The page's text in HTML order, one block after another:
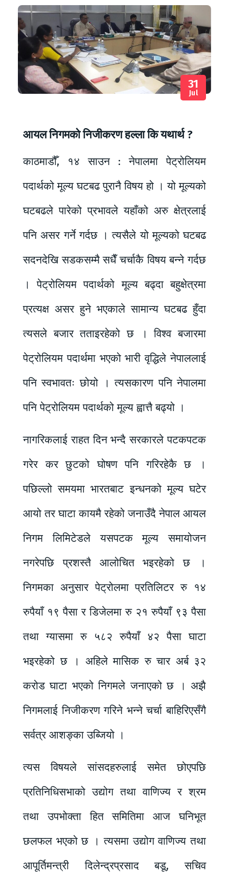
31
Jul
आयल निगमको निजीकरण हल्ला कि यथार्थ ?
काठमाडौँ, १४ साउन : नेपालमा पेट्रोलियम
पदार्थको मूल्य घटबढ पुरानै विषय हो । यो मूल्यको
घटबढले पारेको प्रभावले यहाँको अरु क्षेत्रलाई
पनि असर गर्ने गर्दछ । त्यसैले यो मूल्यको घटबढ
सदनदेखि सडकसम्मै सधैँ चर्चाकै विषय बन्ने गर्दछ
। पेट्रोलियम पदार्थको मूल्य बढ्दा बहुक्षेत्रमा
प्रत्यक्ष असर हुने भएकाले सामान्य घटबढ हुँदा
त्यसले बजार तताइरहेको छ । विश्व बजारमा
पेट्रोलियम पदार्थमा भएको भारी वृद्धिले नेपाललाई
पनि स्वभावतः छोयो । त्यसकारण पनि नेपालमा
पनि पेट्रोलियम पदार्थको मूल्य ह्वात्तै बढ्यो ।
नागरिकलाई राहत दिन भन्दै सरकारले पटकपटक
गरेर कर छुटको घोषण पनि गरिरहेकै छ ।
पछिल्लो समयमा भारतबाट इन्धनको मूल्य घटेर
आयो तर घाटा कायमै रहेको जनाउँदै नेपाल आयल
निगम लिमिटेडले यसपटक मूल्य समायोजन
नगरेपछि प्रशस्तै आलोचित भइरहेको छ ।
निगमका अनुसार पेट्रोलमा प्रतिलिटर रु १४
रुपैयाँ १९ पैसा र डिजेलमा रु २१ रुपैयाँ ९३ पैसा
तथा ग्यासमा रु ५८२ रुपैयाँ ४२ पैसा घाटा
भइरहेको छ । अहिले मासिक रु चार अर्ब ३२
करोड घाटा भएको निगमले जनाएको छ । अझै
निगमलाई निजीकरण गरिने भन्ने चर्चा बाहिरिएसँगै
सर्वत्र आशङ्का उब्जियो ।
त्यस विषयले सांसदहरुलाई समेत छोएपछि
प्रतिनिधिसभाको उद्योग तथा वाणिज्य र श्रम
तथा उपभोक्ता हित समितिमा आज घनिभूत
छलफल भएको छ । त्यसमा उद्योग वाणिज्य तथा
आपूर्तिमन्त्री दिलेन्द्रप्रसाद बडू, सचिव